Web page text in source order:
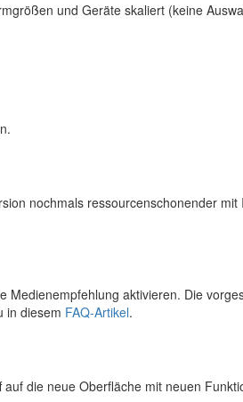
und Geräte skaliert (keine
nochmals ressourcenschonender
aktivieren. Die
in diesem FAQ-Artikel.
die neue Oberfläche mit neuen